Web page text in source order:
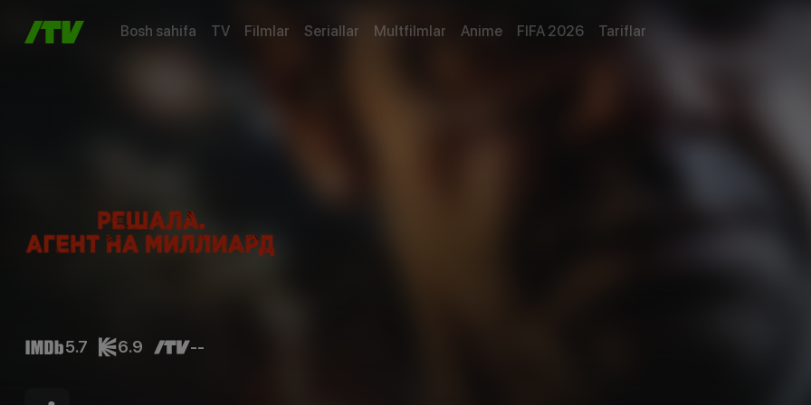
Bosh sahifa TV Filmlar Seriallar Multfilmlar Anime FIFA 2026 Tariflar
5.7 6.9 --